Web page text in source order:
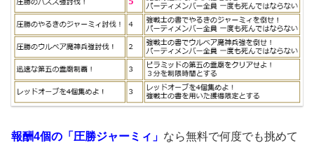
報酬4個の「圧勝ジャーミィ」 なら無料で何度でも挑めて